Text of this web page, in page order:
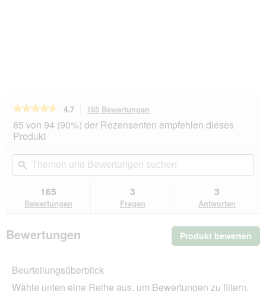
★★★★★
★★★★★
von
5
lesen
für
Canis
Getreidefrei
mit
Kartoffeln,
Preiselbeeren
4.7 165 Bewertungen
dieser
Aktion
du
zu
den
85 von 94 (90%) der Rezensenten empfehlen dieses
Produkt
Themen
und
Bewertungen
ϙ
165
Bewertungen
3
Fragen
3
Antworten
Bewertungen Produkt bewerten
Mit
Beurteilungsüberblick
Wähle unten eine Reihe aus, um Bewertungen zu filtern.